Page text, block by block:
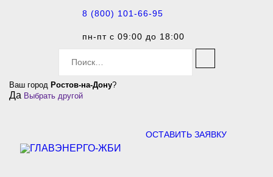
8 (800) 101-66-95
пн-пт с 09:00 до 18:00
r
c
:
Ваш город Ростов-на-Дону?
Да Выбрать другой
ОСТАВИТЬ ЗАЯВКУ